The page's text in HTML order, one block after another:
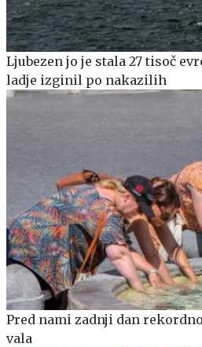
Ljubezen jo je stala 27 tisoč
ladje izginil po nakazilih
Pred nami zadnji dan
vala